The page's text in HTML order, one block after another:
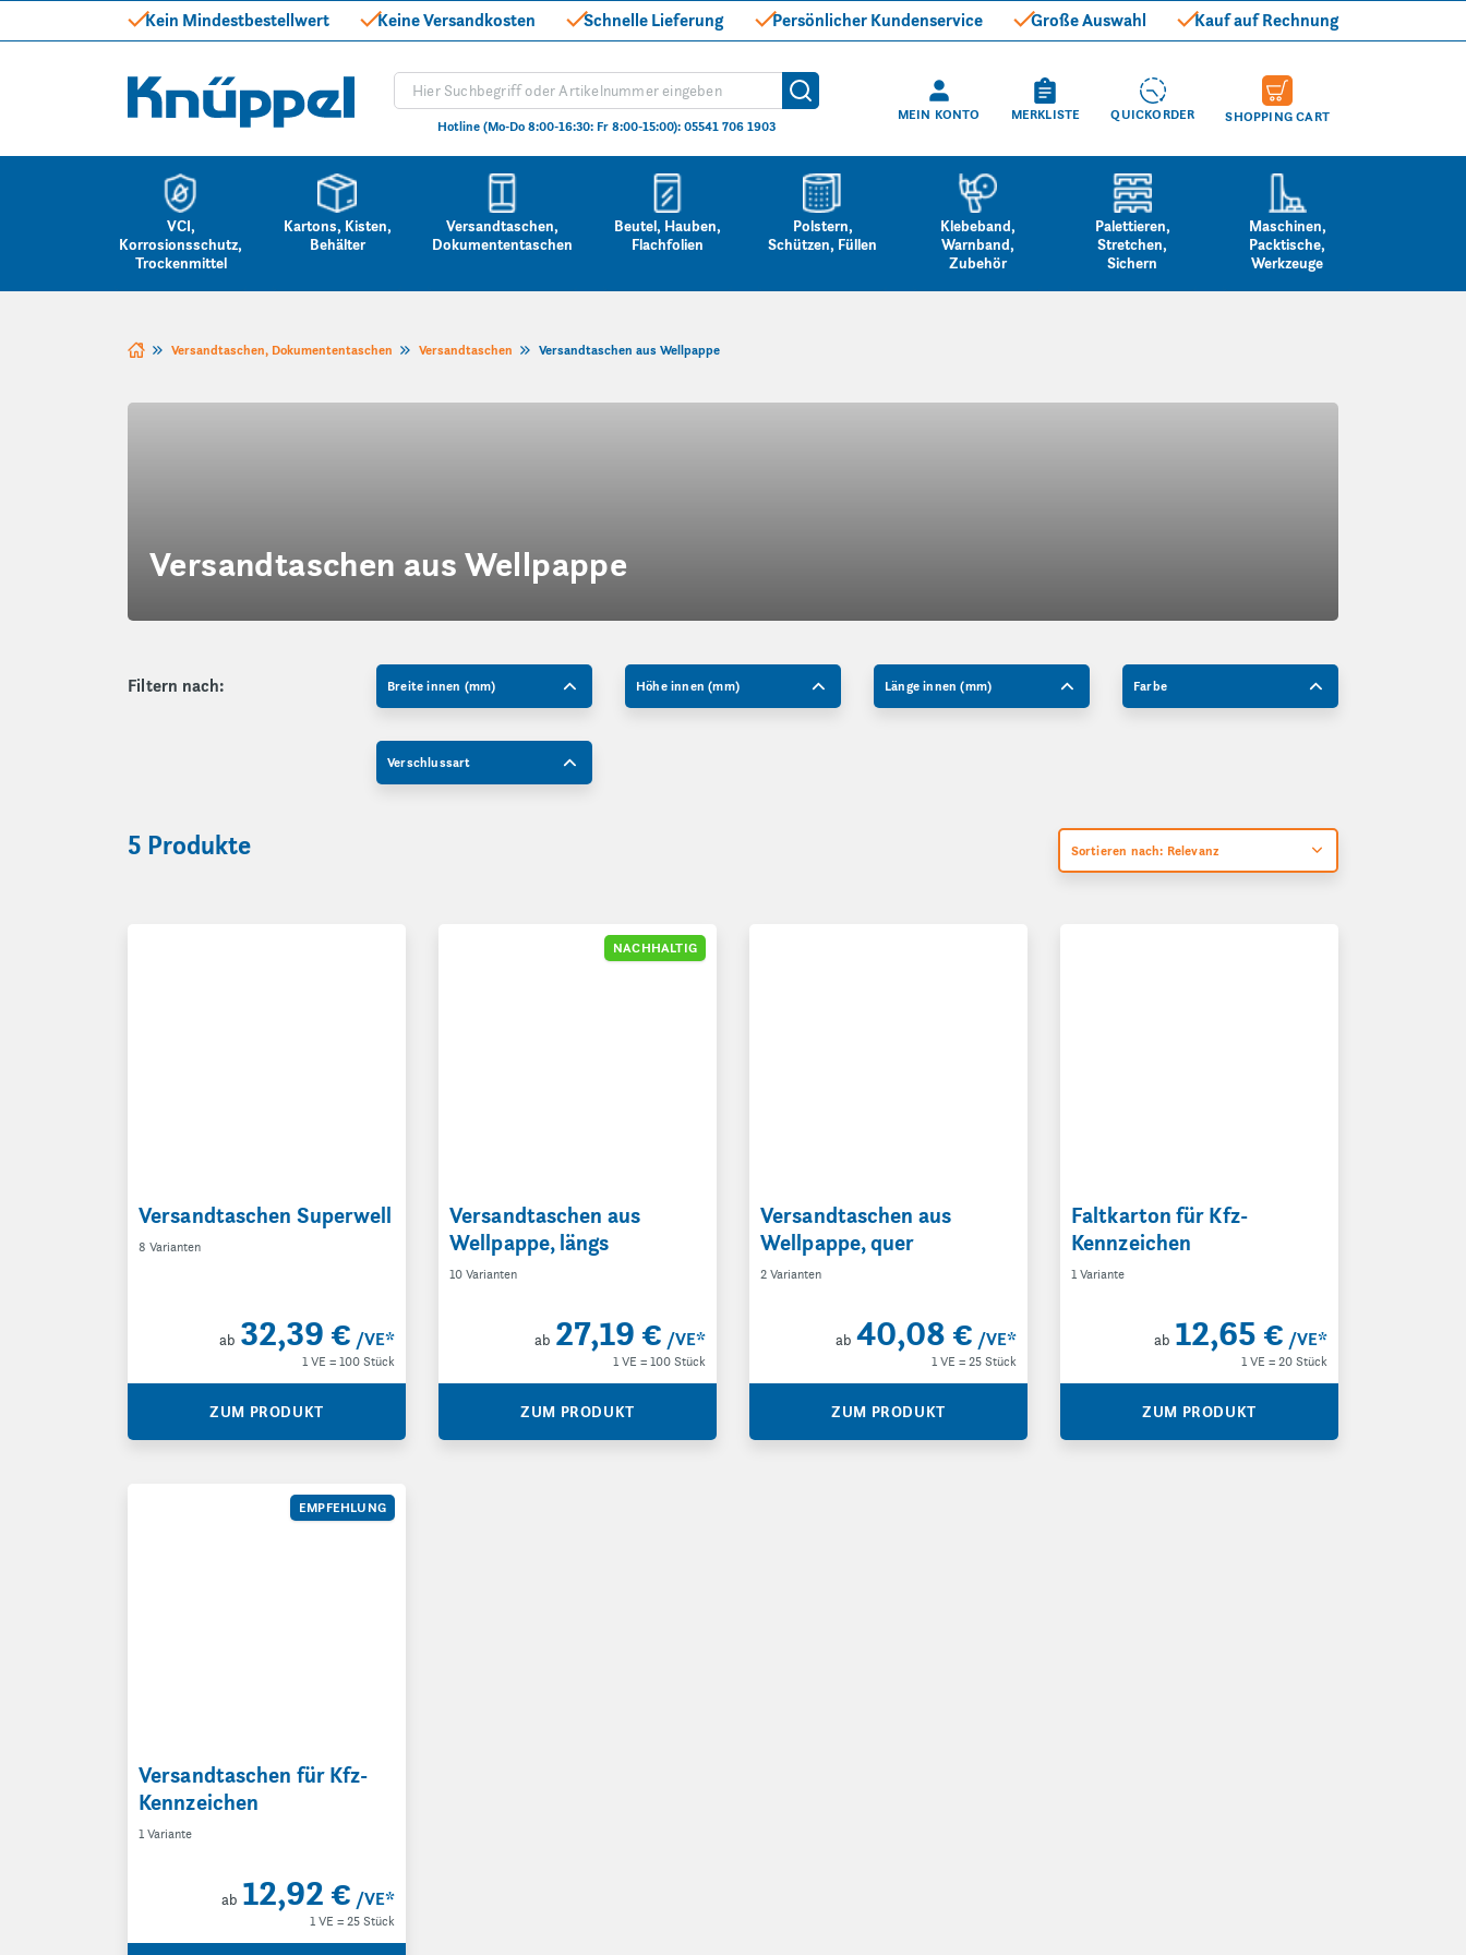
Kein Mindestbestellwert Keine Versandkosten Schnelle Lieferung Persönlicher Kundenservice Große Auswahl Kauf auf Rechnung
Knüppel
Produkt suchen
Suche
Hotline (Mo-Do 8:00-16:30: Fr 8:00-15:00): 05541 706 1903
MEIN KONTO MERKLISTE QUICKORDER SHOPPING CART
VCI,
Korrosionsschutz,
Trockenmittel
Kartons, Kisten,
Behälter
Versandtaschen,
Dokumententaschen
Beutel, Hauben,
Flachfolien
Polstern,
Schützen, Füllen
Klebeband,
Warnband,
Zubehör
Palettieren,
Stretchen,
Sichern
Maschinen,
Packtische,
Werkzeuge
Versandtaschen, Dokumententaschen Versandtaschen Versandtaschen aus Wellpappe
Versandtaschen aus Wellpappe
Filtern nach: Breite innen (mm) Höhe innen (mm) Länge innen (mm) Farbe
Verschlussart
5 Produkte Sortieren nach: Relevanz
Versandtaschen Superwell
8 Varianten
ab 32,39 € /VE*
1 VE = 100 Stück
ZUM PRODUKT
NACHHALTIG
Versandtaschen aus
Wellpappe, längs
10 Varianten
ab 27,19 € /VE*
1 VE = 100 Stück
ZUM PRODUKT
Versandtaschen aus Wellpappe, längs
Versandtaschen aus
Wellpappe, quer
2 Varianten
ab 40,08 € /VE*
1 VE = 25 Stück
ZUM PRODUKT
Faltkarton für Kfz-
Kennzeichen
1 Variante
ab 12,65 € /VE*
1 VE = 20 Stück
ZUM PRODUKT
EMPFEHLUNG
Versandtaschen für Kfz-
Kennzeichen
1 Variante
ab 12,92 € /VE*
1 VE = 25 Stück
Versandtaschen für Kfz-Kennzeichen